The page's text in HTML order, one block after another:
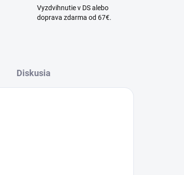
Vyzdvihnutie v DS alebo
doprava zdarma od 67€.
Diskusia